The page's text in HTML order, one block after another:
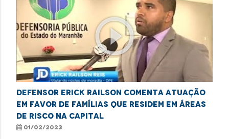
play_circle_outline
Defensor Erick Railson comenta atuação
em favor de famílias que residem em áreas
de risco na capital
01/02/2023